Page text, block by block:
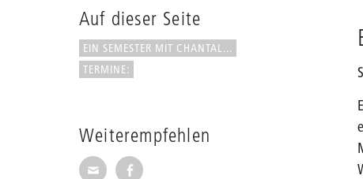
Auf dieser Seite
EIN SEMESTER MIT CHANTAL...
TERMINE:
Weiterempfehlen
Seite per E-Mail weiterempfehlen
Seite auf Facebook